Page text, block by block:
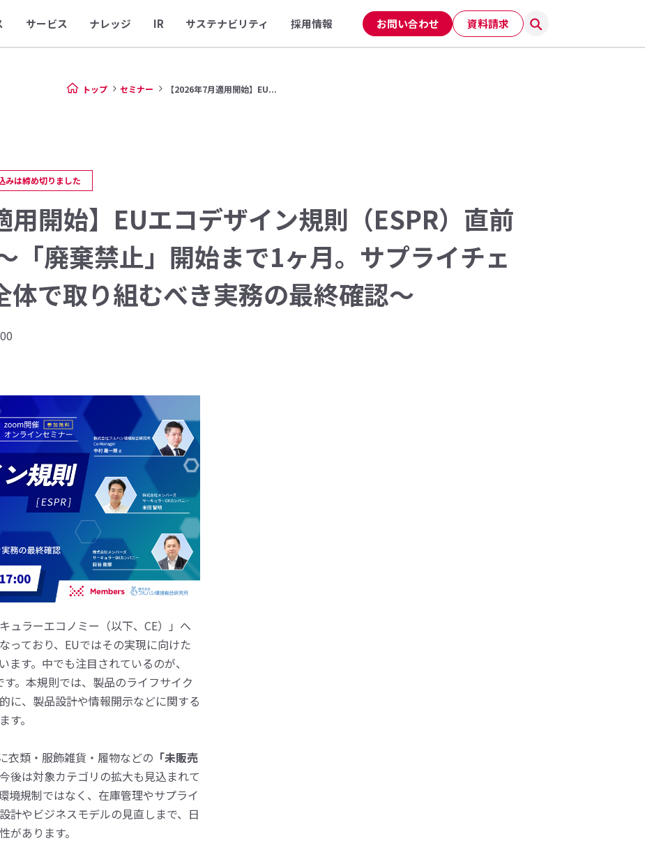
サービス ナレッジ IR サステナビリティ 採用情報 お問い合わせ 資料請求
トップ セミナー 【2026年7月適用開始】EU...
みは締め切りました
用開始】EUエコデザイン規則（ESPR）直前
「廃棄禁止」開始まで1ヶ月。サプライチェ
体で取り組むべき実務の最終確認〜
ュラーエコノミー（以下、CE）」へ
っており、EUではその実現に向けた
す。中でも注目されているのが、
す。本規則では、製品のライフサイク
に、製品設計や情報開示などに関する
。
衣類・服飾雑貨・履物などの 「未販売
後は対象カテゴリの拡大も見込まれて
境規制ではなく、在庫管理やサプライ
計やビジネスモデルの見直しまで、日
があります。